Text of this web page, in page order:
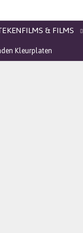
& FILMS
Kleurplaten